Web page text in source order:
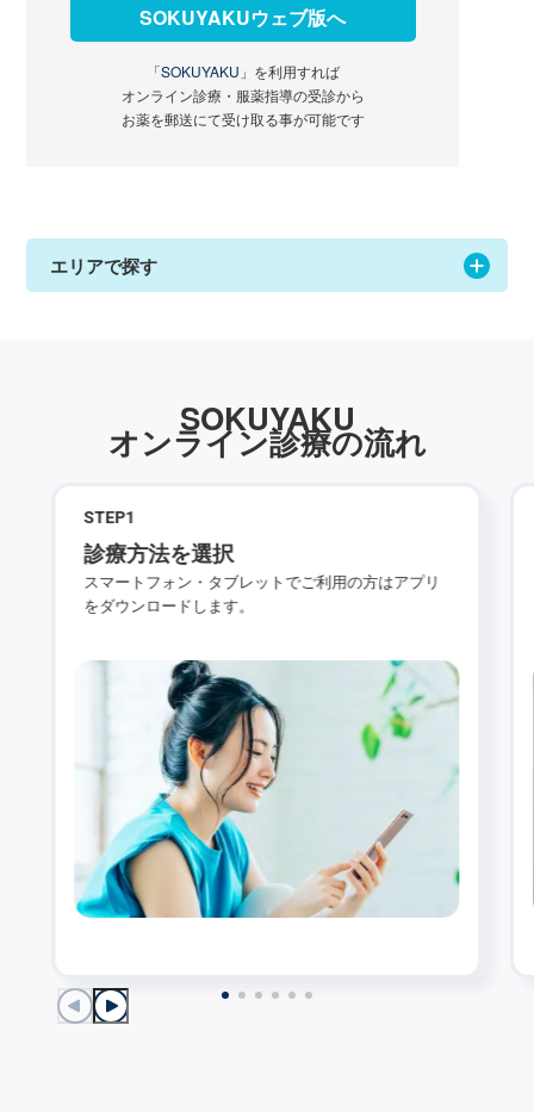
SOKUYAKUウェブ版へ
「SOKUYAKU」 を利用すれば
オンライン診療・服薬指導の受診から
お薬を郵送にて受け取る事が可能です
エリアで探す
SOKUYAKU
オンライン診療の流れ
STEP1
診療方法を選択
スマートフォン・タブレットでご利用の方はアプリ
をダウンロードします。